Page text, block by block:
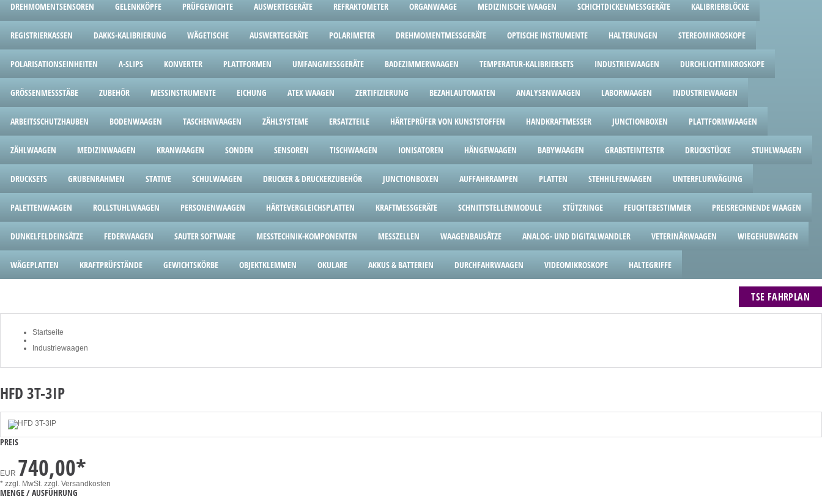
DREHMOMENTSENSOREN GELENKKÖPFE PRÜFGEWICHTE AUSWERTEGERÄTE REFRAKTOMETER ORGANWAAGE MEDIZINISCHE WAAGEN SCHICHTDICKENMESSGERÄTE KALIBRIERBLÖCKE
REGISTRIERKASSEN DAKKS-KALIBRIERUNG WÄGETISCHE AUSWERTEGERÄTE POLARIMETER DREHMOMENTMESSGERÄTE OPTISCHE INSTRUMENTE HALTERUNGEN STEREOMIKROSKOPE
POLARISATIONSEINHEITEN Λ-SLIPS KONVERTER PLATTFORMEN UMFANGMESSGERÄTE BADEZIMMERWAAGEN TEMPERATUR-KALIBRIERSETS INDUSTRIEWAAGEN DURCHLICHTMIKROSKOPE
GRÖSSENMESSSTÄBE ZUBEHÖR MESSINSTRUMENTE EICHUNG ATEX WAAGEN ZERTIFIZIERUNG BEZAHLAUTOMATEN ANALYSENWAAGEN LABORWAAGEN INDUSTRIEWAAGEN
ARBEITSSCHUTZHAUBEN BODENWAAGEN TASCHENWAAGEN ZÄHLSYSTEME ERSATZTEILE HÄRTEPRÜFER VON KUNSTSTOFFEN HANDKRAFTMESSER JUNCTIONBOXEN PLATTFORMWAAGEN
ZÄHLWAAGEN MEDIZINWAAGEN KRANWAAGEN SONDEN SENSOREN TISCHWAAGEN IONISATOREN HÄNGEWAAGEN BABYWAAGEN GRABSTEINTESTER DRUCKSTÜCKE STUHLWAAGEN
DRUCKSETS GRUBENRAHMEN STATIVE SCHULWAAGEN DRUCKER & DRUCKERZUBEHÖR JUNCTIONBOXEN AUFFAHRRAMPEN PLATTEN STEHHILFEWAAGEN UNTERFLURWÄGUNG
PALETTENWAAGEN ROLLSTUHLWAAGEN PERSONENWAAGEN HÄRTEVERGLEICHSPLATTEN KRAFTMESSGERÄTE SCHNITTSTELLENMODULE STÜTZRINGE FEUCHTEBESTIMMER PREISRECHNENDE WAAGEN
DUNKELFELDEINSÄTZE FEDERWAAGEN SAUTER SOFTWARE MESSTECHNIK-KOMPONENTEN MESSZELLEN WAAGENBAUSÄTZE ANALOG- UND DIGITALWANDLER VETERINÄRWAAGEN WIEGEHUBWAGEN
WÄGEPLATTEN KRAFTPRÜFSTÄNDE GEWICHTSKÖRBE OBJEKTKLEMMEN OKULARE AKKUS & BATTERIEN DURCHFAHRWAAGEN VIDEOMIKROSKOPE HALTEGRIFFE
TSE FAHRPLAN
Startseite
Industriewaagen
HFD 3T-3IP
PREIS
EUR 740,00*
* zzgl. MwSt. zzgl. Versandkosten
MENGE / AUSFÜHRUNG